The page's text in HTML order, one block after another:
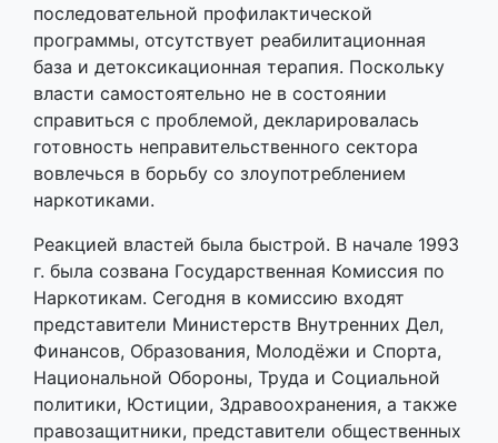
последовательной профилактической
программы, отсутствует реабилитационная
база и детоксикационная терапия. Поскольку
власти самостоятельно не в состоянии
справиться с проблемой, декларировалась
готовность неправительственного сектора
вовлечься в борьбу со злоупотреблением
наркотиками.
Реакцией властей была быстрой. В начале 1993
г. была созвана Государственная Комиссия по
Наркотикам. Сегодня в комиссию входят
представители Министерств Внутренних Дел,
Финансов, Образования, Молодёжи и Спорта,
Национальной Обороны, Труда и Социальной
политики, Юстиции, Здравоохранения, а также
правозащитники, представители общественных